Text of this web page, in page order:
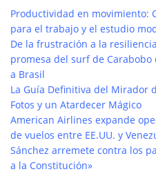
Productividad en movimiento:
para el trabajo y el estudio
De la frustración a la
promesa del surf de
a Brasil
La Guía Definitiva del Mirador
Fotos y un Atardecer Mágico
American Airlines expande
de vuelos entre EE.UU. y
Sánchez arremete contra los
a la Constitución»